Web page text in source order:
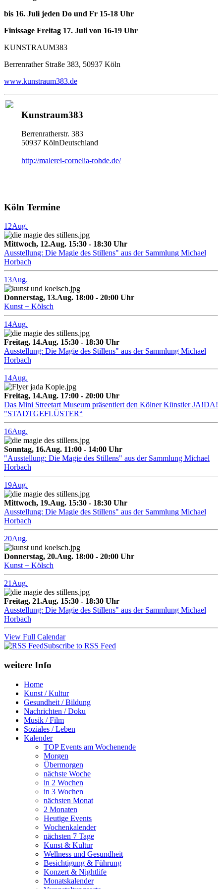
bis 16. Juli jeden Do und Fr 15-18 Uhr
Finissage Freitag 17. Juli von 16-19 Uhr
KUNSTRAUM383
Berrenrather Straße 383, 50937 Köln
www.kunstraum383.de
Kunstraum383
Berrenratherstr. 383
50937 KölnDeutschland
http://malerei-cornelia-rohde.de/
Köln Termine
12Aug.
Mittwoch, 12.Aug. 15:30 - 18:30 Uhr
Ausstellung: Die Magie des Stillens" aus der Sammlung Michael
Horbach
13Aug.
Donnerstag, 13.Aug. 18:00 - 20:00 Uhr
Kunst + Kölsch
14Aug.
Freitag, 14.Aug. 15:30 - 18:30 Uhr
Ausstellung: Die Magie des Stillens" aus der Sammlung Michael
Horbach
14Aug.
Freitag, 14.Aug. 17:00 - 20:00 Uhr
Das Mini Streetart Museum präsentiert den Kölner Künstler JA!DA!
"STADTGEFLÜSTER“
16Aug.
Sonntag, 16.Aug. 11:00 - 14:00 Uhr
"Ausstellung: Die Magie des Stillens" aus der Sammlung Michael
Horbach
19Aug.
Mittwoch, 19.Aug. 15:30 - 18:30 Uhr
Ausstellung: Die Magie des Stillens" aus der Sammlung Michael
Horbach
20Aug.
Donnerstag, 20.Aug. 18:00 - 20:00 Uhr
Kunst + Kölsch
21 Aug.
Freitag, 21.Aug. 15:30 - 18:30 Uhr
Ausstellung: Die Magie des Stillens" aus der Sammlung Michael
Horbach
View Full Calendar
Subscribe to RSS Feed
weitere Info
Home
Kunst / Kultur
Gesundheit / Bildung
Nachrichten / Doku
Musik / Film
Soziales / Leben
Kalender
TOP Events am Wochenende
Morgen
Übermorgen
nächste Woche
in 2 Wochen
in 3 Wochen
nächsten Monat
2 Monaten
Heutige Events
Wochenkalender
nächsten 7 Tage
Kunst & Kultur
Wellness und Gesundheit
Besichtigung & Führung
Konzert & Nightlife
Monatskalender